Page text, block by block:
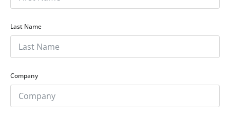
Last Name
Company